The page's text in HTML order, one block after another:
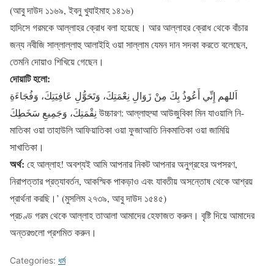
(আবু দাউদ ১১৬৯, ইবনু খুযাইমাহ ১৪১৬)
হাদিসে গরমকে আল্লাহর ক্রোধ বলা হয়েছে। আর আল্লাহর ক্রোধ থেকে বাঁচার
জন্য নবীজি সাল্লাল্লাহু আলাইহি ওয়া সাল্লাম যেমন দান সদকা করতে বলেছেন,
তেমনি দোয়াও শিখিয়ে গেছেন।
দোয়াটি হলো:
اَللهم إِنِّي أَعُوذُ بِكَ مِنْ زَوَالِ نِعْمَتِكَ، وَتَحَوُّلِ عَافِيَتِكَ، وَفُجَاءَةِ
نِقْمَتِكَ، وَجَمِيعِ سَخَطِكَ উচ্চারণ: আল্লাহুম্মা আউজুবিকা মিন যাওয়ালি নি-
মাতিকা ওয়া তাহাউলি আফিয়াতিকা ওয়া ফুজাআতি নিকমাতিকা ওয়া জামিয়ি
সাখাতিকা।
অর্থ: হে আল্লাহ! অবশ্যই আমি আপনার নিকট আপনার অনুগ্রহের অপসরণ,
নিরাপত্তার প্রত্যাবর্তন, আকস্মিক পাকড়াও এবং যাবতীয় অসন্তোষ থেকে আশ্রয়
প্রার্থনা করছি।’ (মুসলিম ২৭৩৯, আবু দাউদ ১৫৪৫)
প্রচণ্ড গরম থেকে আল্লাহ তাআলা আমাদের হেফাজত করুন। বৃষ্টি দিয়ে আমাদের
অন্তরগুলো প্রশমিত করুন।
Categories: ধর্ম